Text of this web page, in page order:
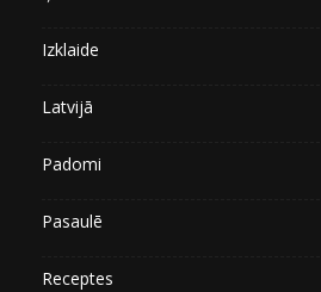
Izklaide
Latvijā
Padomi
Pasaulē
Receptes